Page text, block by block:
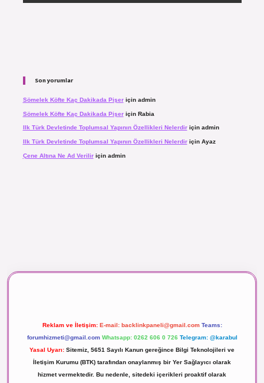
Son yorumlar
Sömelek Köfte Kaç Dakikada Pişeriçin admin
Sömelek Köfte Kaç Dakikada Pişeriçin Rabia
Ilk Türk Devletinde Toplumsal Yapının Özellikleri Nelerdiriçin admin
Ilk Türk Devletinde Toplumsal Yapının Özellikleri Nelerdiriçin Ayaz
Çene Altına Ne Ad Veriliriçin admin
Reklam ve İletişim: E-mail: backlinkpaneli@gmail.com Teams:
forumhizmeti@gmail.com Whatsapp: 0262 606 0 726 Telegram: @karabul
Yasal Uyarı: Sitemiz, 5651 Sayılı Kanun gereğince Bilgi Teknolojileri ve
İletişim Kurumu (BTK) tarafından onaylanmış bir Yer Sağlayıcı olarak
hizmet vermektedir. Bu nedenle, sitedeki içerikleri proaktif olarak